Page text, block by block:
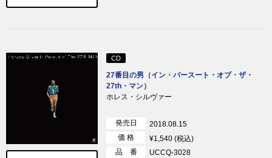
CD
27番目の男（イン・パースート・オブ・ザ・
27th・マン）
ホレス・シルヴァー
発売日
2018.08.15
価 格
¥1,540 (税込)
品 番
UCCQ-3028